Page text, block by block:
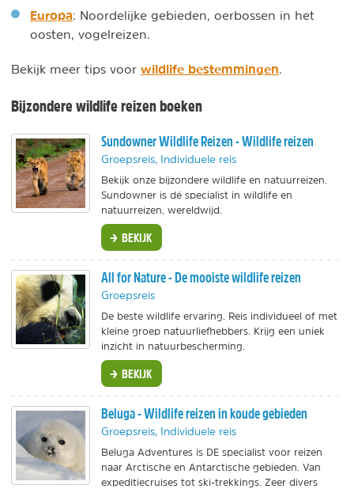
Europa: Noordelijke gebieden, oerbossen in het
oosten, vogelreizen.
Bekijk meer tips voor wildlife bestemmingen
Bijzondere wildlife reizen boeken
Sundowner Wildlife Reizen - Wildlife reizen
Groepsreis, Individuele reis
Bekijk onze bijzondere wildlife en natuurreizen.
Sundowner is dé specialist in wildlife en
natuurreizen, wereldwijd.
BEKIJK
All for Nature - De mooiste wildlife reizen
Groepsreis
De beste wildlife ervaring. Reis individueel of met
kleine groep natuurliefhebbers. Krijg een uniek
inzicht in natuurbescherming.
BEKIJK
Beluga - Wildlife reizen in koude gebieden
Groepsreis, Individuele reis
Beluga Adventures is DE specialist voor reizen
naar Arctische en Antarctische gebieden. Van
expeditiecruises tot ski-trekkings. Zeer divers